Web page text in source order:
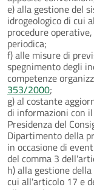
e) alla gestione del
idrogeologico di cui
procedure
periodica;
f) alle misure di
spegnimento degli
competenze
353/2000;
g) al costante
di informazioni con
Presidenza del
Dipartimento della
in occasione di
del comma 3
h) alla gestione
cui all'articolo 17 e